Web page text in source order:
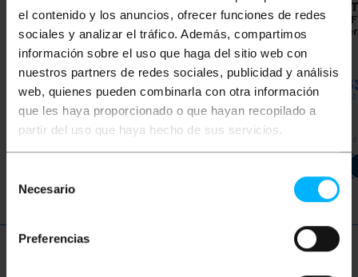
el contenido y los anuncios, ofrecer funciones de redes
sociales y analizar el tráfico. Además, compartimos
información sobre el uso que haga del sitio web con
nuestros partners de redes sociales, publicidad y análisis
web, quienes pueden combinarla con otra información
que les haya proporcionado o que hayan recopilado a
partir del uso que haya hecho de sus servicios.
Necesario
Preferencias
Cat.6 FTP Ethernet-
netwerkkabel
PVP
2,30
€2,30VAT inc.
PVD
1,80
Onmiddellijke levering
REF:
Cable de red
ethernet Cat. 6 FTP de
50m de color gris
PVP
€ 46,88
€46,88VAT inc.
PVD
€ 36,62
Cat.6
PVP